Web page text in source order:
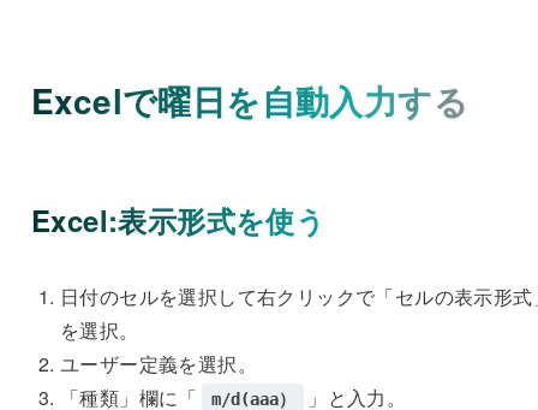
Excelで曜日を自動入力する
Excel:表示形式を使う
日付のセルを選択して右クリックで「セルの表示形式
を選択。
ユーザー定義を選択。
「種類」欄に「
m/d(aaa） 」と入力。